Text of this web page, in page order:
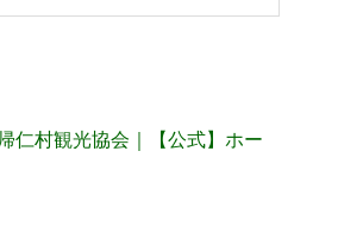
仁村観光協会｜【公式】ホー